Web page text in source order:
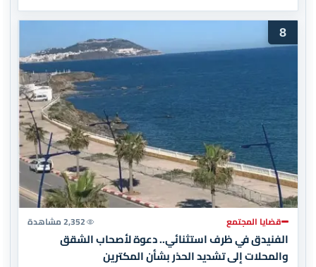
8
قضايا المجتمع 2,352 مشاهدة
الفنيدق في ظرف استثنائي.. دعوة لأصحاب الشقق
والمحلات إلى تشديد الحذر بشأن المكترين